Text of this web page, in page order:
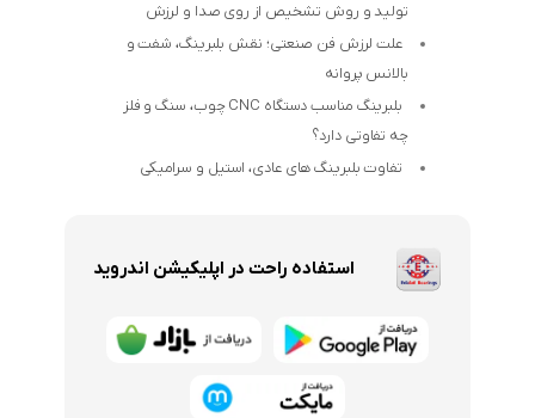
تولید و روش تشخیص از روی صدا و لرزش
علت لرزش فن صنعتی؛ نقش بلبرینگ، شفت و
بالانس پروانه
بلبرینگ مناسب دستگاه CNC چوب، سنگ و فلز
چه تفاوتی دارد؟
تفاوت بلبرینگ های عادی، استیل و سرامیکی
استفاده راحت در اپلیکیشن اندروید